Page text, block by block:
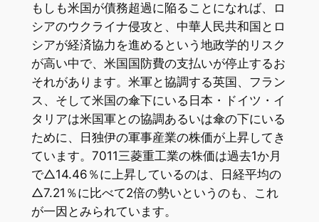
もしも米国が債務超過に陥ることになれば、ロ
シアのウクライナ侵攻と、中華人民共和国とロ
シアが経済協力を進めるという地政学的リスク
が高い中で、米国国防費の支払いが停止するお
それがあります。米軍と協調する英国、フラン
ス、そして米国の傘下にいる日本・ドイツ・イ
タリアは米国軍との協調あるいは傘の下にいる
ために、日独伊の軍事産業の株価が上昇してき
ています。7011三菱重工業の株価は過去1か月
で△14.46％に上昇しているのは、日経平均の
△7.21％に比べて2倍の勢いというのも、これ
が一因とみられています。